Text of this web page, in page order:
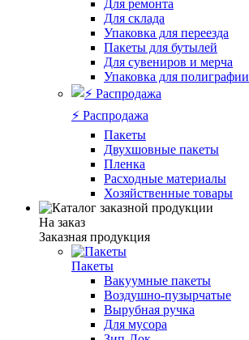
Для ремонта
Для склада
Упаковка для переезда
Пакеты для бутылей
Для сувениров и мерча
Упаковка для полиграфии
⚡️ Распродажа
Пакеты
Двухшовные пакеты
Пленка
Расходные материалы
Хозяйственные товары
На заказ
Заказная продукция
Пакеты
Вакуумные пакеты
Воздушно-пузырчатые
Вырубная ручка
Для мусора